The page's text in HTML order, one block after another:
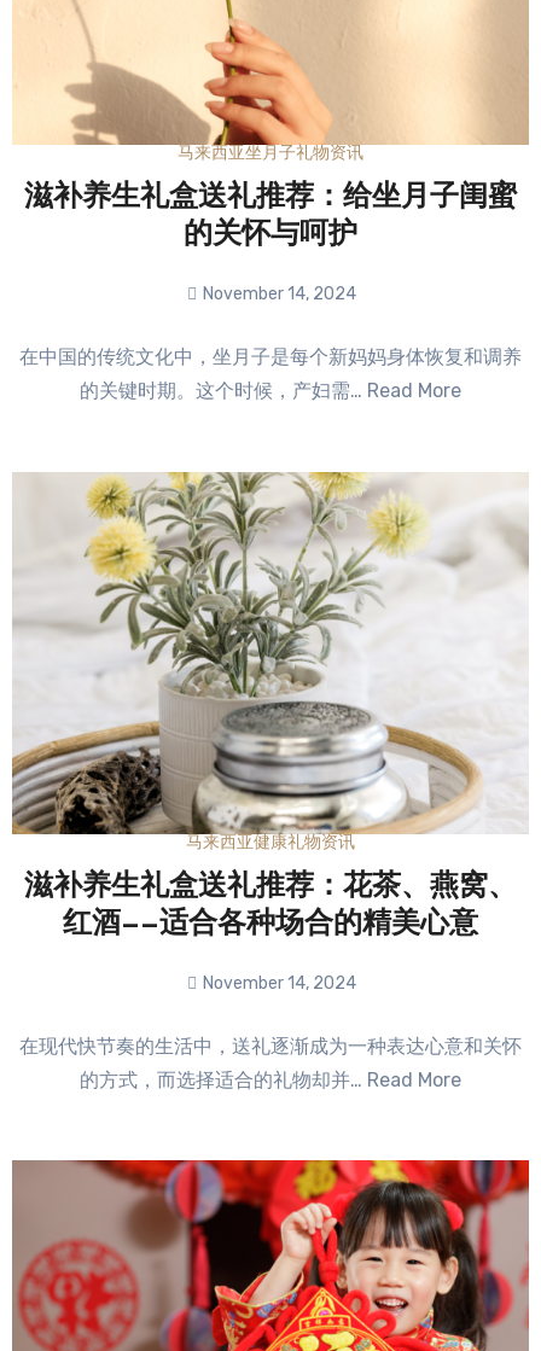
马来西亚坐月子礼物资讯
滋补养生礼盒送礼推荐：给坐月子闺蜜
的关怀与呵护
November 14, 2024
Comments
在中国的传统文化中，坐月子是每个新妈妈身体恢复和调养
的关键时期。这个时候，产妇需… Read More
马来西亚健康礼物资讯
滋补养生礼盒送礼推荐：花茶、燕窝、
红酒——适合各种场合的精美心意
November 14, 2024
Comments
在现代快节奏的生活中，送礼逐渐成为一种表达心意和关怀
的方式，而选择适合的礼物却并… Read More